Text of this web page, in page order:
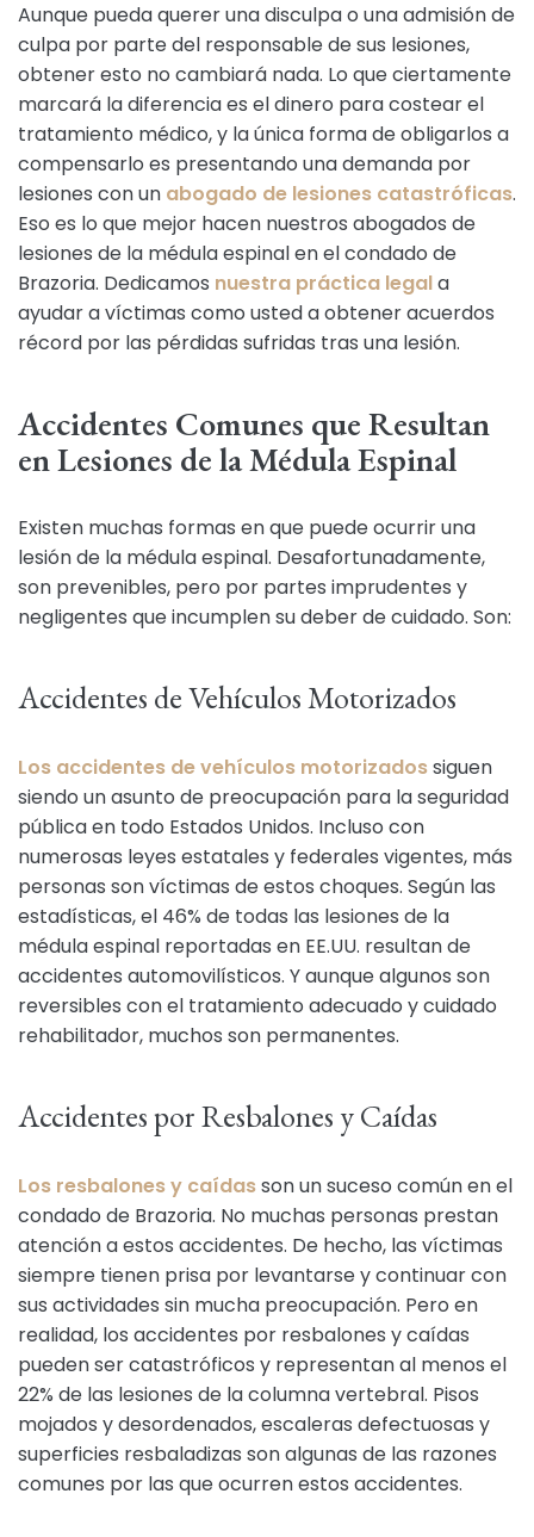
Aunque pueda querer una disculpa o una admisión de
culpa por parte del responsable de sus lesiones,
obtener esto no cambiará nada. Lo que ciertamente
marcará la diferencia es el dinero para costear el
tratamiento médico, y la única forma de obligarlos a
compensarlo es presentando una demanda por
lesiones con un abogado de lesiones catastróficas.
Eso es lo que mejor hacen nuestros abogados de
lesiones de la médula espinal en el condado de
Brazoria. Dedicamos nuestra práctica legala
ayudar a víctimas como usted a obtener acuerdos
récord por las pérdidas sufridas tras una lesión.
Accidentes Comunes que Resultan
en Lesiones de la Médula Espinal
Existen muchas formas en que puede ocurrir una
lesión de la médula espinal. Desafortunadamente,
son prevenibles, pero por partes imprudentes y
negligentes que incumplen su deber de cuidado. Son:
Accidentes de Vehículos Motorizados
Los accidentes de vehículos motorizadossiguen
siendo un asunto de preocupación para la seguridad
pública en todo Estados Unidos. Incluso con
numerosas leyes estatales y federales vigentes, más
personas son víctimas de estos choques. Según las
estadísticas, el 46% de todas las lesiones de la
médula espinal reportadas en EE.UU. resultan de
accidentes automovilísticos. Y aunque algunos son
reversibles con el tratamiento adecuado y cuidado
rehabilitador, muchos son permanentes.
Accidentes por Resbalones y Caídas
Los resbalones y caídasson un suceso común en el
condado de Brazoria. No muchas personas prestan
atención a estos accidentes. De hecho, las víctimas
siempre tienen prisa por levantarse y continuar con
sus actividades sin mucha preocupación. Pero en
realidad, los accidentes por resbalones y caídas
pueden ser catastróficos y representan al menos el
22% de las lesiones de la columna vertebral. Pisos
mojados y desordenados, escaleras defectuosas y
superficies resbaladizas son algunas de las razones
comunes por las que ocurren estos accidentes.